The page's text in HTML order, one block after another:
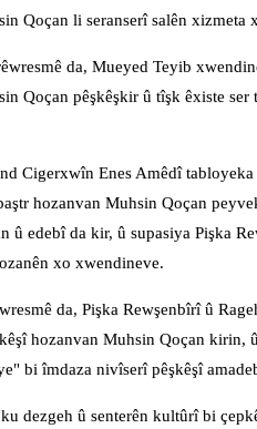
Qoçan li seranserî salên
da, Mueyed Teyib
Qoçan pêşkêşkir û tîşk êxiste
Cigerxwîn Enes Amêdî
hozanvan Muhsin Qoçan
û edebî da kir, û supasiya Pişka
xo xwendineve.
da, Pişka Rewşenbîrî û
hozanvan Muhsin Qoçan kirin,
bi îmdaza nivîserî pêşkêşî
dezgeh û senterên kultûrî bi